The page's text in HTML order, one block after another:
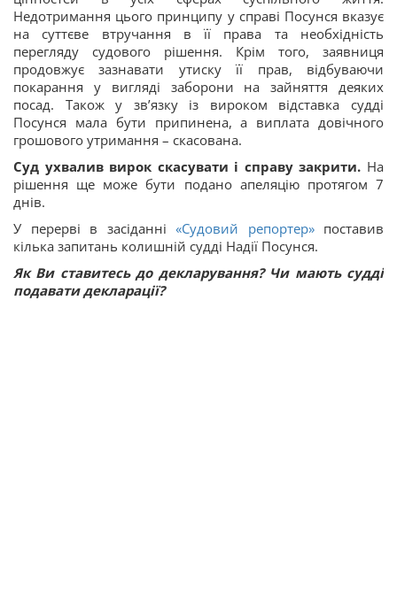
Недотримання цього принципу у справі Посунся вказує
на суттєве втручання в її права та необхідність
перегляду судового рішення. Крім того, заявниця
продовжує зазнавати утиску її прав, відбуваючи
покарання у вигляді заборони на зайняття деяких
посад. Також у зв’язку із вироком відставка судді
Посунся мала бути припинена, а виплата довічного
грошового утримання – скасована.
Суд ухвалив вирок скасувати і справу закрити. На
рішення ще може бути подано апеляцію протягом 7
днів.
У перерві в засіданні «Судовий репортер»поставив
кілька запитань колишній судді Надії Посунся.
Як Ви ставитесь до декларування? Чи мають судді
подавати декларації?